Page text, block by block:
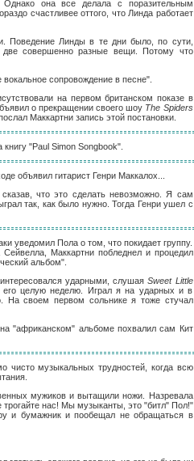
она все делала с поразительным
счастливее оттого, что Линда работает
Поведение Линды в те дни было, по сути,
совершенно разные вещи. Потому что
сопровождение в песне".
на первом британском показе в
о прекращении своего шоу The Spiders
Маккартни запись этой постановки.
"Paul Simon Songbook".
объявил гитарист Генри Маккалох...
что это сделать невозможно. Я сам
так, как было нужно. Тогда Генри ушел с
уведомил Пола о том, что покидает группу.
Маккартни побледнел и процедил
альбом".
ударными, слушаяSweet Little
целую неделю. Играл я на ударных и в
На своем первом сольнике я тоже стучал
"африканском" альбоме похвалил сам Кит
чисто музыкальных трудностей, когда всю
мужиков и вытащили ножи. Назревала
нас! Мы музыканты, это "битл" Пол!"
и бумажник и пообещал не обращаться в